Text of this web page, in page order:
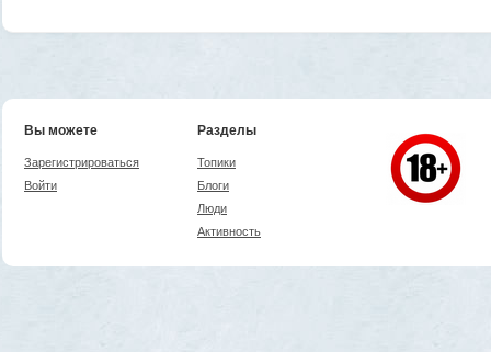
Вы можете
Зарегистрироваться
Войти
Разделы
Топики
Блоги
Люди
Активность